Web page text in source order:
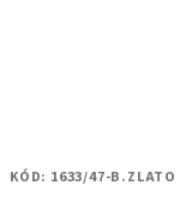
KÓD: 1633/47-B.ZLATO